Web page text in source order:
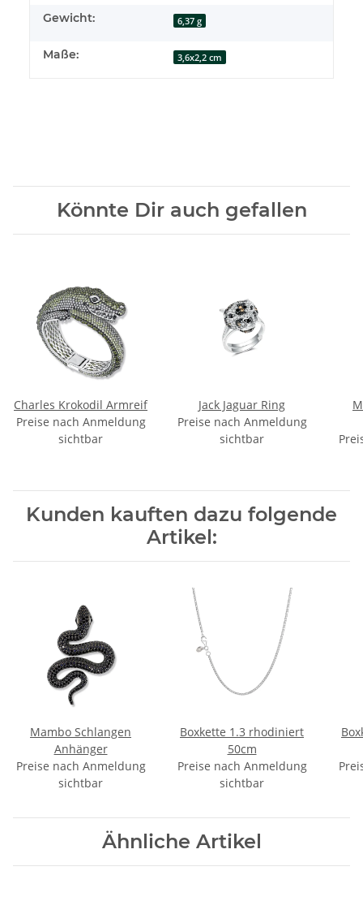
Gewicht: 6,37 g
Maße: 3,6x2,2 cm
Könnte Dir auch gefallen
Charles Krokodil Armreif
Preise nach Anmeldung
sichtbar
Jack Jaguar Ring
Preise nach Anmeldung
sichtbar
Kunden kauften dazu folgende
Artikel:
Mambo Schlangen
Anhänger
Preise nach Anmeldung
sichtbar
Boxkette 1.3 rhodiniert
50cm
Preise nach Anmeldung
sichtbar
Ähnliche Artikel